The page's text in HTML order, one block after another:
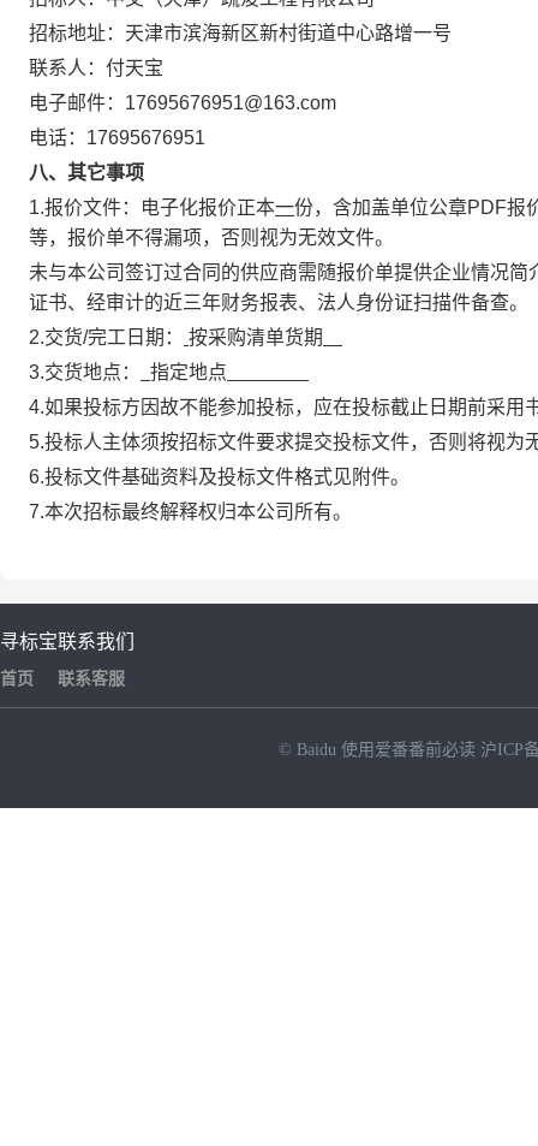
招标地址：天津市滨海新区新村街道中心路增一号
联系人：付天宝
电子邮件： 17695676951@163.com
电话： 17695676951
八、其它事项
1.报价文件：电子化报价正本一份，含加盖单位公章PDF报
等，报价单不得漏项，否则视为无效文件。
未与本公司签订过合同的供应商需随报价单提供企业情况
证书、经审计的近三年财务报表、法人身份证扫描件备查。
2.交货/完工日期：
按采购清单货期
3.交货地点：
指定地点
4.如果投标方因故不能参加投标，应在投标截止日期前采用
5.投标人主体须按招标文件要求提交投标文件，否则将视为
6.投标文件基础资料及投标文件格式见附件。
7.本次招标最终解释权归本公司所有。
寻标宝
首页
联系我们
联系客服
© Baidu 使用爱番番前必读 沪ICP